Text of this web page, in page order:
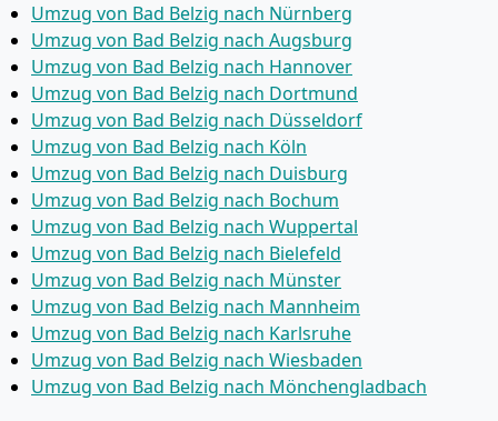
Umzug von Bad Belzig nach Nürnberg
Umzug von Bad Belzig nach Augsburg
Umzug von Bad Belzig nach Hannover
Umzug von Bad Belzig nach Dortmund
Umzug von Bad Belzig nach Düsseldorf
Umzug von Bad Belzig nach Köln
Umzug von Bad Belzig nach Duisburg
Umzug von Bad Belzig nach Bochum
Umzug von Bad Belzig nach Wuppertal
Umzug von Bad Belzig nach Bielefeld
Umzug von Bad Belzig nach Münster
Umzug von Bad Belzig nach Mannheim
Umzug von Bad Belzig nach Karlsruhe
Umzug von Bad Belzig nach Wiesbaden
Umzug von Bad Belzig nach Mönchen­gladbach